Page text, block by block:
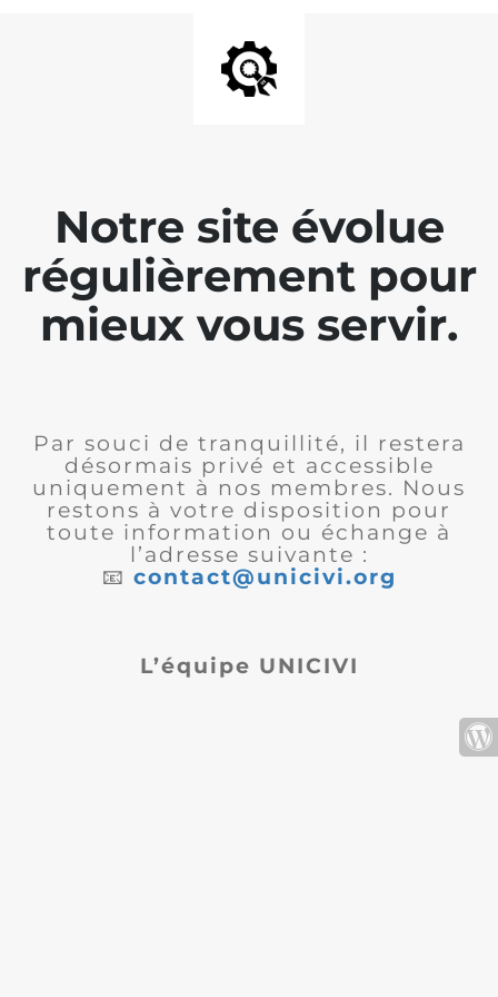
Notre site évolue
régulièrement pour
mieux vous servir.
Par souci de tranquillité, il restera
désormais privé et accessible
uniquement à nos membres. Nous
restons à votre disposition pour
toute information ou échange à
l’adresse suivante :
📧 contact@unicivi.org
L’équipe UNICIVI